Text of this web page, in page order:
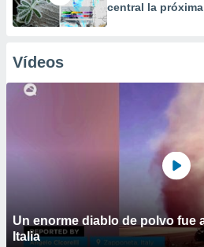
central la
Vídeos
Un enorme diablo de polvo fue
Italia